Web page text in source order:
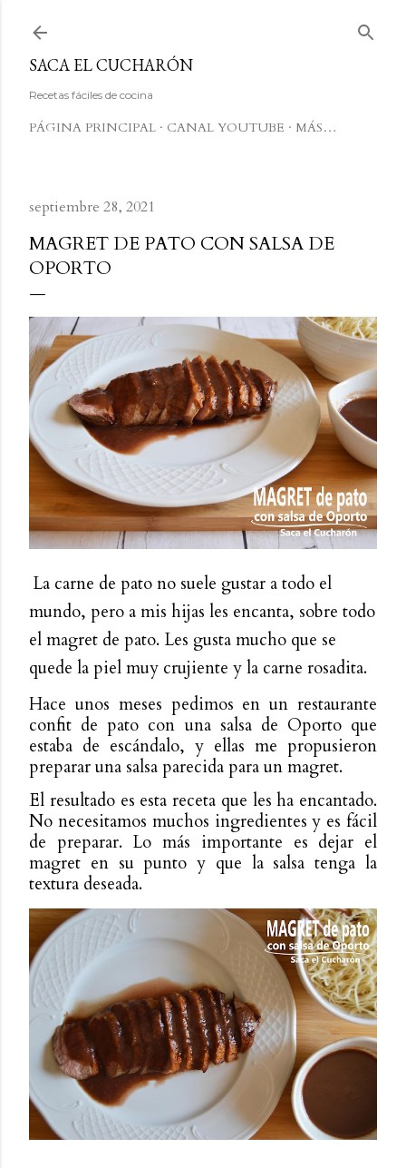
SACA EL CUCHARÓN
Recetas fáciles de cocina
PÁGINA PRINCIPAL CANAL YOUTUBE MÁS…
septiembre 28, 2021
MAGRET DE PATO CON SALSA DE
OPORTO
La carne de pato no suele gustar a todo el
mundo, pero a mis hijas les encanta, sobre todo
el magret de pato. Les gusta mucho que se
quede la piel muy crujiente y la carne rosadita.
Hace unos meses pedimos en un restaurante
confit de pato con una salsa de Oporto que
estaba de escándalo, y ellas me propusieron
preparar una salsa parecida para un magret.
El resultado es esta receta que les ha encantado.
No necesitamos muchos ingredientes y es fácil
de preparar. Lo más importante es dejar el
magret en su punto y que la salsa tenga la
textura deseada.